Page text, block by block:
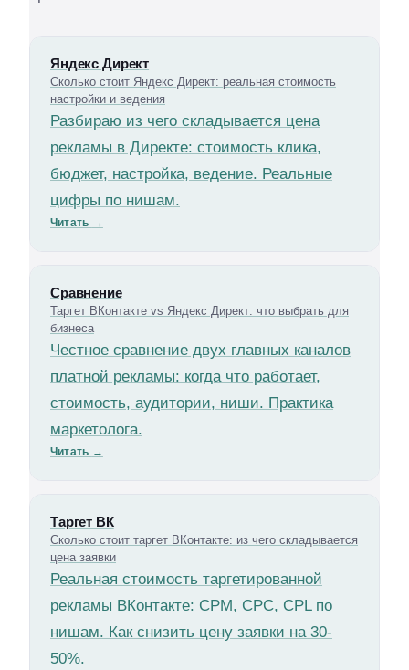
Яндекс Директ
Сколько стоит Яндекс Директ: реальная стоимость
настройки и ведения
Разбираю из чего складывается цена
рекламы в Директе: стоимость клика,
бюджет, настройка, ведение. Реальные
цифры по нишам.
Читать →
Сравнение
Таргет ВКонтакте vs Яндекс Директ: что выбрать для
бизнеса
Честное сравнение двух главных каналов
платной рекламы: когда что работает,
стоимость, аудитории, ниши. Практика
маркетолога.
Читать →
Таргет ВК
Сколько стоит таргет ВКонтакте: из чего складывается
цена заявки
Реальная стоимость таргетированной
рекламы ВКонтакте: CPM, CPC, CPL по
нишам. Как снизить цену заявки на 30-
50%.